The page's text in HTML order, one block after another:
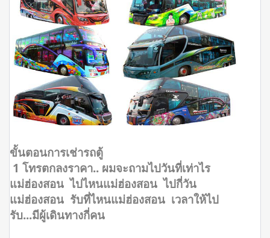
ขั้นตอนการเช่ารถตู้
1 โทรตกลงราคา.. ผมจะถามไปวันที่เท่าไร
แม่ฮ่องสอน ไปไหนแม่ฮ่องสอน ไปกี่วัน
แม่ฮ่องสอน รับที่ไหนแม่ฮ่องสอน เวลาให้ไป
รับ...มีผู้เดินทางกี่คน